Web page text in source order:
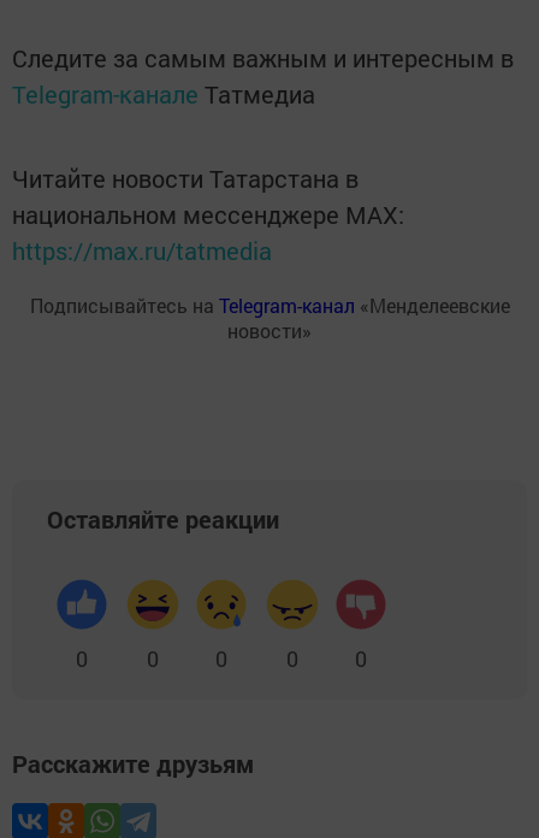
Следите за самым важным и интересным в
Telegram-канале Татмедиа
Читайте новости Татарстана в
национальном мессенджере MАХ:
https://max.ru/tatmedia
Подписывайтесь на Telegram-канал «Менделеевские
новости»
Оставляйте реакции
0 0 0 0 0
Расскажите друзьям